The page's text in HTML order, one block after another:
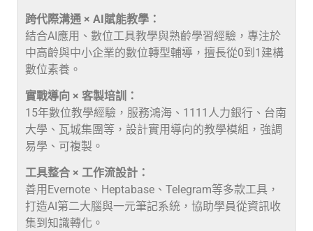
跨代際溝通 × AI賦能教學：
結合AI應用、數位工具教學與熟齡學習經驗，專注於
中高齡與中小企業的數位轉型輔導，擅長從0到1建構
數位素養。
實戰導向 × 客製培訓：
15年數位教學經驗，服務鴻海、1111人力銀行、台南
大學、瓦城集團等，設計實用導向的教學模組，強調
易學、可複製。
工具整合 × 工作流設計：
善用Evernote、Heptabase、Telegram等多款工具，
打造AI第二大腦與一元筆記系統，協助學員從資訊收
集到知識轉化。